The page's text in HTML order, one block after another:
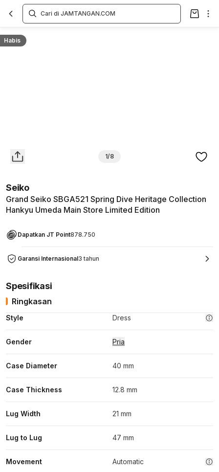
Habis
1/8
Seiko
Grand Seiko SBGA521 Spring Dive Heritage Collection
Hankyu Umeda Main Store Limited Edition
Dapatkan JT Point878.750
Garansi Internasional3 tahun
Overview
Spesifikasi
Ringkasan
Style Dress
Gender Pria
Case Diameter 40 mm
Case Thickness 12.8 mm
Lug Width 21 mm
Lug to Lug 47 mm
Movement Automatic